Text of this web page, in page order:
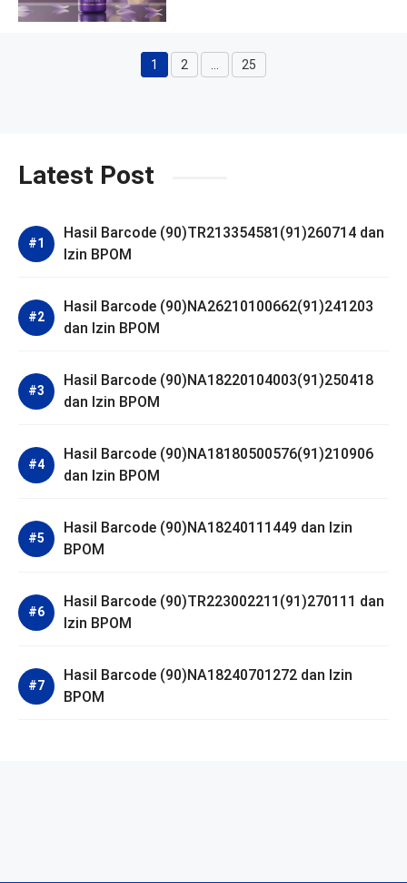
Halaman
1 Halaman
2 Halaman
25
Latest Post
Hasil Barcode (90)TR213354581(91)260714 dan
Izin BPOM
Hasil Barcode (90)NA26210100662(91)241203
dan Izin BPOM
Hasil Barcode (90)NA18220104003(91)250418
dan Izin BPOM
Hasil Barcode (90)NA18180500576(91)210906
dan Izin BPOM
Hasil Barcode (90)NA18240111449 dan Izin
BPOM
Hasil Barcode (90)TR223002211(91)270111 dan
Izin BPOM
Hasil Barcode (90)NA18240701272 dan Izin
BPOM